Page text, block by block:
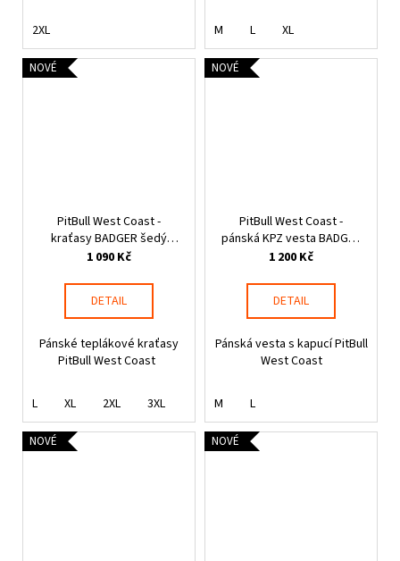
2XL M L XL
NOVÉ
PitBull West Coast -
kraťasy BADGER šedý
melír
1 090 Kč
DETAIL
Pánské teplákové kraťasy
PitBull West Coast
L XL 2XL 3XL
NOVÉ
PitBull West Coast -
pánská KPZ vesta BADGER
černá
1 200 Kč
DETAIL
Pánská vesta s kapucí PitBull
West Coast
M L
NOVÉ NOVÉ